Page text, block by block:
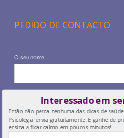
PEDIDO DE CONTACTO
O seu nome
O seu telefone
Interessado em
Então não perca nenhuma das dicas de
Psicologia envia gratuitamente. E ganhe de
ensina a ficar calmo em poucos minutos!